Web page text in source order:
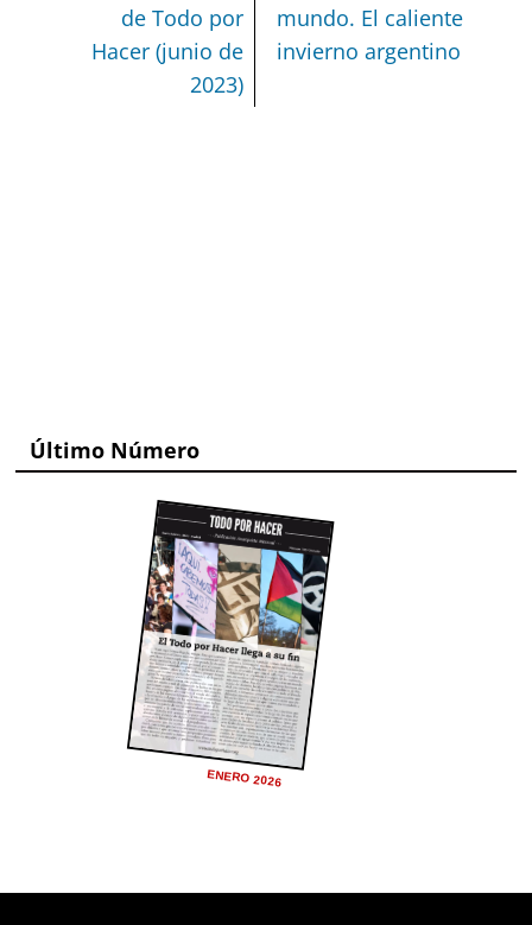
de Todo por
Hacer (junio de
2023)
mundo. El caliente
invierno argentino
Último Número
ENERO 2026